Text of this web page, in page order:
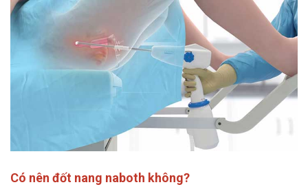
Có nên đốt nang naboth không?